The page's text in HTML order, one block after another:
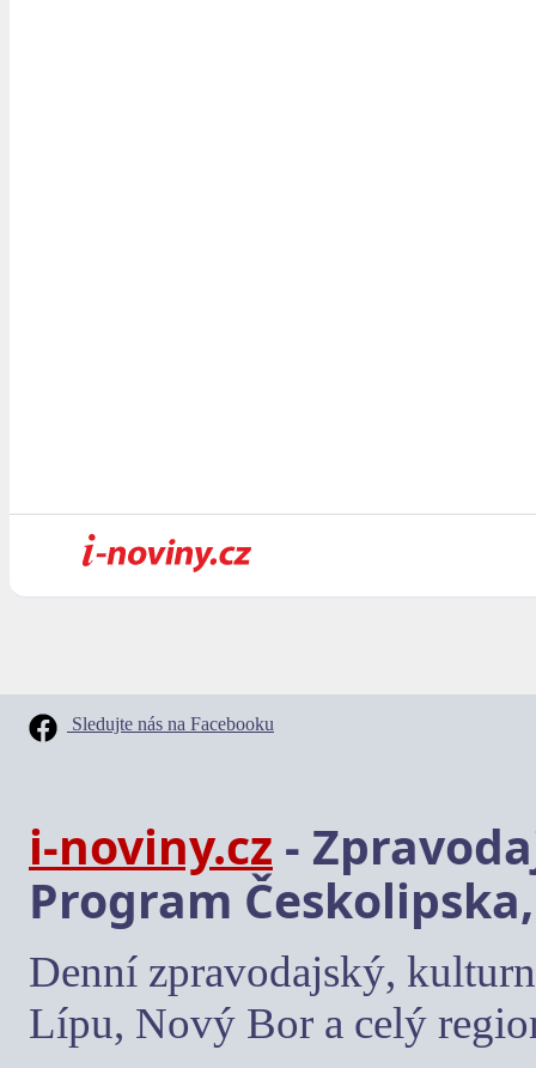
Sledujte nás na Facebooku
i-noviny.cz -
Program
Denní zpravodajský,
Lípu, Nový Bor a celý